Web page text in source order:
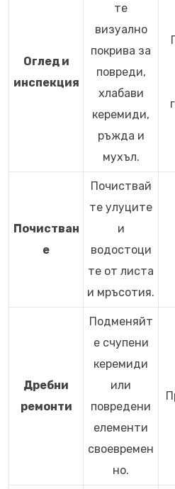
Оглед и
инспекция
те
визуално
покрива за
повреди,
хлабави
керемиди,
ръжда и
мухъл.
Почистван
е
Почиствай
те улуците
и
водостоци
те от листа
и мръсотия.
Дребни
ремонти
Подменяйт
е счупени
керемиди
или
повредени
елементи
своевремен
но.